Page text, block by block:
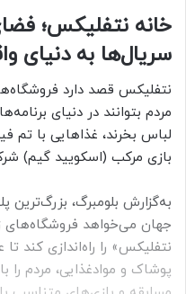
خانه نتفلیکس؛
سریال‌ها به دنیای
نتفلیکس قصد دارد
مردم بتوانند در دنیای
لباس بخرند، غذاهایی با تم
بازی مرکب (اسکویید گیم)
به‌گزارش بلومبرگ، بزرگ‌ترین
جهان می‌خواهد فروشگاه‌های
نتفلیکس» را راه‌اندازی کند تا
پوشاک و موادغذایی، مردم